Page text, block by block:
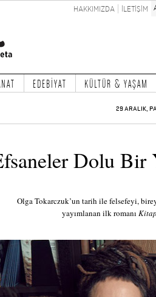
HAKKIMIZDA İLETİŞİM
EDEBİYAT KÜLTÜR & YAŞAM
29 ARALIK,
Dolu Bir
Olga Tokarczuk’un tarih ile felsefeyi,
yayımlanan ilk romanı